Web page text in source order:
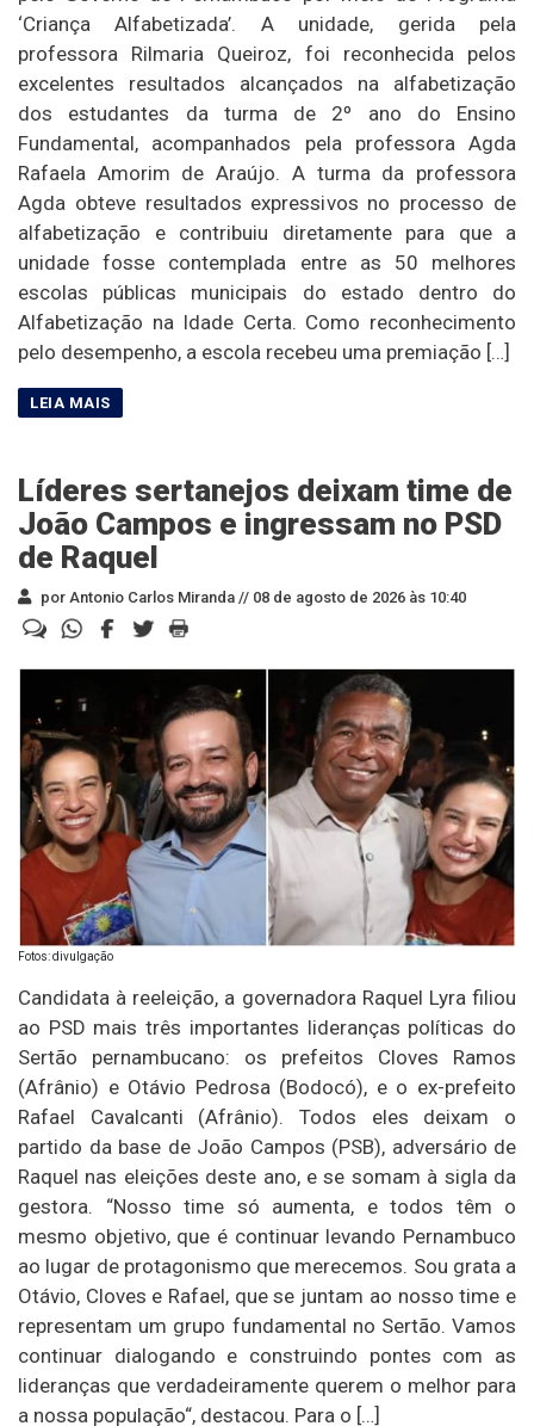
‘Criança Alfabetizada’. A unidade, gerida pela
professora Rilmaria Queiroz, foi reconhecida pelos
excelentes resultados alcançados na alfabetização
dos estudantes da turma de 2º ano do Ensino
Fundamental, acompanhados pela professora Agda
Rafaela Amorim de Araújo. A turma da professora
Agda obteve resultados expressivos no processo de
alfabetização e contribuiu diretamente para que a
unidade fosse contemplada entre as 50 melhores
escolas públicas municipais do estado dentro do
Alfabetização na Idade Certa. Como reconhecimento
pelo desempenho, a escola recebeu uma premiação […]
Líderes sertanejos deixam time de
João Campos e ingressam no PSD
de Raquel
por Antonio Carlos Miranda // 08 de agosto de 2026 às 10:40
Fotos: divulgação
Candidata à reeleição, a governadora Raquel Lyra filiou
ao PSD mais três importantes lideranças políticas do
Sertão pernambucano: os prefeitos Cloves Ramos
(Afrânio) e Otávio Pedrosa (Bodocó), e o ex-prefeito
Rafael Cavalcanti (Afrânio). Todos eles deixam o
partido da base de João Campos (PSB), adversário de
Raquel nas eleições deste ano, e se somam à sigla da
gestora. “Nosso time só aumenta, e todos têm o
mesmo objetivo, que é continuar levando Pernambuco
ao lugar de protagonismo que merecemos. Sou grata a
Otávio, Cloves e Rafael, que se juntam ao nosso time e
representam um grupo fundamental no Sertão. Vamos
continuar dialogando e construindo pontes com as
lideranças que verdadeiramente querem o melhor para
a nossa população“, destacou. Para o […]